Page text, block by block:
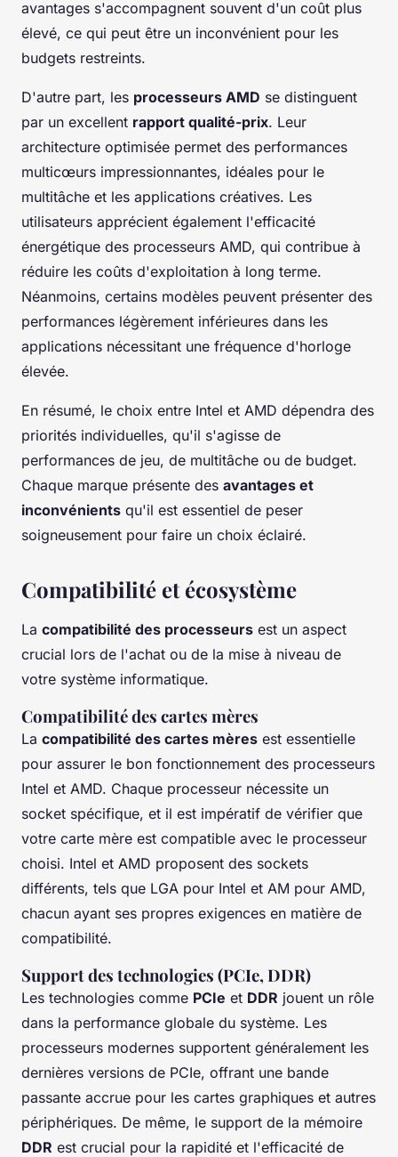
avantages s'accompagnent souvent d'un coût plus
élevé, ce qui peut être un inconvénient pour les
budgets restreints.
D'autre part, les processeurs AMD se distinguent
par un excellent rapport qualité-prix. Leur
architecture optimisée permet des performances
multicœurs impressionnantes, idéales pour le
multitâche et les applications créatives. Les
utilisateurs apprécient également l'efficacité
énergétique des processeurs AMD, qui contribue à
réduire les coûts d'exploitation à long terme.
Néanmoins, certains modèles peuvent présenter des
performances légèrement inférieures dans les
applications nécessitant une fréquence d'horloge
élevée.
En résumé, le choix entre Intel et AMD dépendra des
priorités individuelles, qu'il s'agisse de
performances de jeu, de multitâche ou de budget.
Chaque marque présente des avantages et
inconvénients qu'il est essentiel de peser
soigneusement pour faire un choix éclairé.
Compatibilité et écosystème
La compatibilité des processeurs est un aspect
crucial lors de l'achat ou de la mise à niveau de
votre système informatique.
Compatibilité des cartes mères
La compatibilité des cartes mères est essentielle
pour assurer le bon fonctionnement des processeurs
Intel et AMD. Chaque processeur nécessite un
socket spécifique, et il est impératif de vérifier que
votre carte mère est compatible avec le processeur
choisi. Intel et AMD proposent des sockets
différents, tels que LGA pour Intel et AM pour AMD,
chacun ayant ses propres exigences en matière de
compatibilité.
Support des technologies (PCIe, DDR)
Les technologies comme PCIe et DDR jouent un rôle
dans la performance globale du système. Les
processeurs modernes supportent généralement les
dernières versions de PCIe, offrant une bande
passante accrue pour les cartes graphiques et autres
périphériques. De même, le support de la mémoire
DDR est crucial pour la rapidité et l'efficacité de